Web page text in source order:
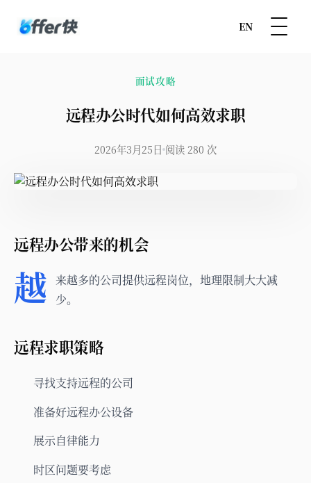
EN
面试攻略
远程办公时代如何高效求职
2026年3月25日 阅读 280 次
远程办公带来的机会
越
来越多的公司提供远程岗位，地理限制大大减
少。
远程求职策略
寻找支持远程的公司
准备好远程办公设备
展示自律能力
时区问题要考虑